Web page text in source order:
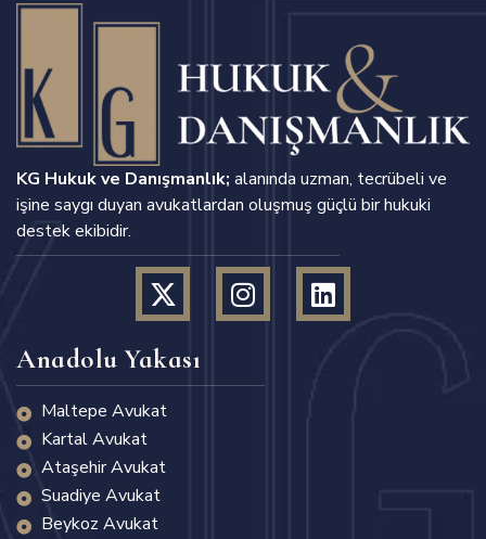
KG Hukuk ve Danışmanlık; alanında uzman, tecrübeli ve
işine saygı duyan avukatlardan oluşmuş güçlü bir hukuki
destek ekibidir.
Anadolu Yakası
Maltepe Avukat
Kartal Avukat
Ataşehir Avukat
Suadiye Avukat
Beykoz Avukat